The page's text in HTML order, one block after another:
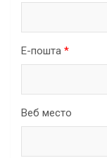
Е-пошта *
Веб место